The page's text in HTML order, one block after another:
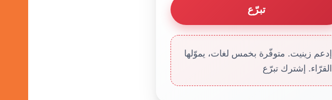
تبرّع
إدعم زينيت. متوفّرة بخمس لغات، يموّلها
القرّاء. إشترك تبرّع